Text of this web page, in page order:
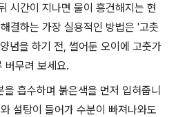
시간이 지나면 물이 흥건해지는 현
결하는 가장 실용적인 방법은 '고춧
념을 하기 전, 썰어둔 오이에 고춧가
버무려 보세요.
흡수하며 붉은색을 먼저 입혀줍니
설탕이 들어가 수분이 빠져나와도